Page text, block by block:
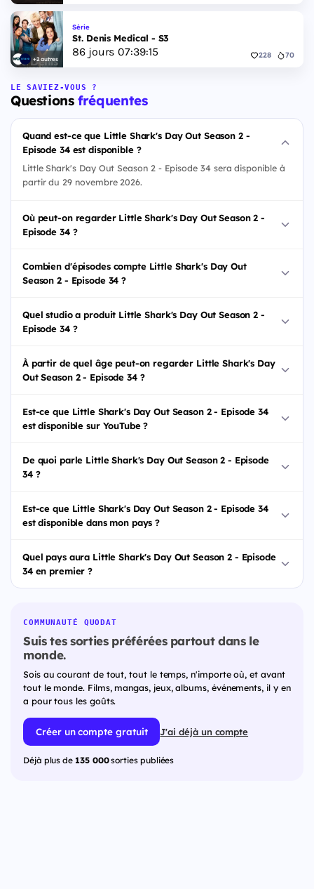
+2 autres
Série
St. Denis Medical - S3
86jours 07:39:14 228 70
LE SAVIEZ-VOUS ?
Questionsfréquentes
Quand est-ce que Little Shark's Day Out Season 2 -
Episode 34 est disponible ?
Little Shark's Day Out Season 2 - Episode 34 sera disponible à
partir du 29 novembre 2026.
Où peut-on regarder Little Shark's Day Out Season 2 -
Episode 34 ?
Combien d'épisodes compte Little Shark's Day Out
Season 2 - Episode 34 ?
Quel studio a produit Little Shark's Day Out Season 2 -
Episode 34 ?
À partir de quel âge peut-on regarder Little Shark's Day
Out Season 2 - Episode 34 ?
Est-ce que Little Shark's Day Out Season 2 - Episode 34
est disponible sur YouTube ?
De quoi parle Little Shark's Day Out Season 2 - Episode
34 ?
Est-ce que Little Shark's Day Out Season 2 - Episode 34
est disponible dans mon pays ?
Quel pays aura Little Shark's Day Out Season 2 - Episode
34 en premier ?
COMMUNAUTÉ QUODAT
Suis tes sorties préférées partout dans le
monde.
Sois au courant de tout, tout le temps, n'importe où, et avant
tout le monde. Films, mangas, jeux, albums, événements, il y en
a pour tous les goûts.
Créer un compte gratuit J'ai déjà un compte
Déjà plus de 135 000sorties publiées